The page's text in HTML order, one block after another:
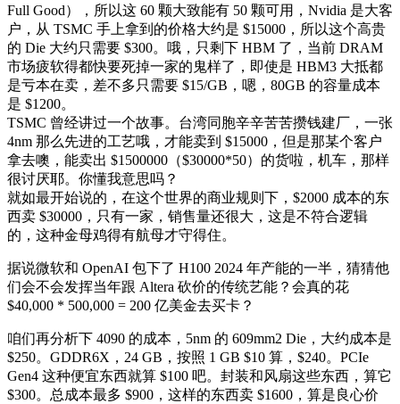
Full Good），所以这 60 颗大致能有 50 颗可用，Nvidia 是大客
户，从 TSMC 手上拿到的价格大约是 $15000，所以这个高贵
的 Die 大约只需要 $300。哦，只剩下 HBM 了，当前 DRAM
市场疲软得都快要死掉一家的鬼样了，即使是 HBM3 大抵都
是亏本在卖，差不多只需要 $15/GB，嗯，80GB 的容量成本
是 $1200。
TSMC 曾经讲过一个故事。台湾同胞辛辛苦苦攒钱建厂，一张
4nm 那么先进的工艺哦，才能卖到 $15000，但是那某个客户
拿去噢，能卖出 $1500000（$30000*50）的货啦，机车，那样
很讨厌耶。你懂我意思吗？
就如最开始说的，在这个世界的商业规则下，$2000 成本的东
西卖 $30000，只有一家，销售量还很大，这是不符合逻辑
的，这种金母鸡得有航母才守得住。
据说微软和 OpenAI 包下了 H100 2024 年产能的一半，猜猜他
们会不会发挥当年跟 Altera 砍价的传统艺能？会真的花
$40,000 * 500,000 = 200 亿美金去买卡？
咱们再分析下 4090 的成本，5nm 的 609mm2 Die，大约成本是
$250。GDDR6X，24 GB，按照 1 GB $10 算，$240。PCIe
Gen4 这种便宜东西就算 $100 吧。封装和风扇这些东西，算它
$300。总成本最多 $900，这样的东西卖 $1600，算是良心价